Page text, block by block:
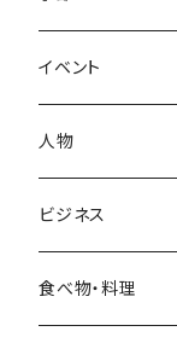
1-3月
4-6月
7-9月
10-12月
イベント
人物
ビジネス
食べ物・料理